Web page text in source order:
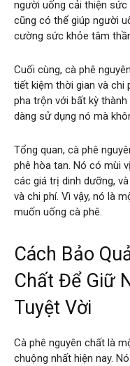
người uống cải thiện sức
cũng có thể giúp người
cường sức khỏe tâm
Cuối cùng, cà phê
tiết kiệm thời gian và chi
pha trộn với bất kỳ
dàng sử dụng nó mà
Tổng quan, cà phê
phê hòa tan. Nó có mùi
các giá trị dinh dưỡng,
và chi phí. Vì vậy, nó là
muốn uống cà phê.
Cách Bảo
Chất Để Giữ
Tuyệt Vời
Cà phê nguyên chất là
chuộng nhất hiện nay.